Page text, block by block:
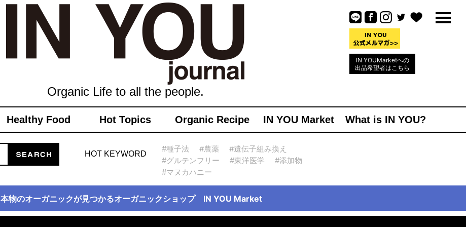
IN YOUMarketへの
出品希望者はこちら
Organic Life to all the people.
Healthy Food Hot Topics Organic Recipe IN YOU Market What is IN YOU?
HOT KEYWORD
#種子法 #農薬
#遺伝子組み換え
#グルテンフリー
#東洋医学
#添加物
#マヌカハニー
本物のオーガニックが見つかるオーガニックショップ IN YOU Market